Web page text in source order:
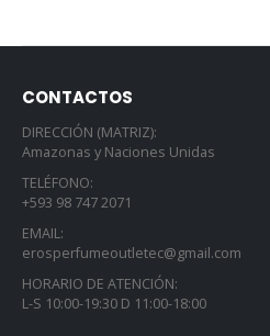
CONTACTOS
DIRECCIÓN (MATRIZ):
Amazonas y Naciones Unidas
TELÉFONO:
+593 98 747 2071
EMAIL:
erosperfumeoutletec@gmail.com
HORARIO DE ATENCIÓN:
L-S 10:00-19:30 D 11:00-18:00